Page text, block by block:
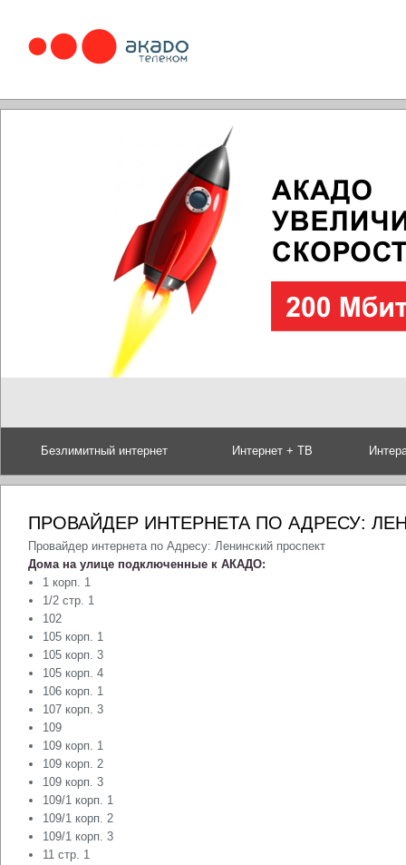
Безлимитный интернет Интернет + ТВ
ПРОВАЙДЕР ИНТЕРНЕТА ПО АДРЕСУ:
Провайдер интернета по Адресу: Ленинский проспект
Дома на улице подключенные к АКАДО:
1 корп. 1
1/2 стр. 1
102
105 корп. 1
105 корп. 3
105 корп. 4
106 корп. 1
107 корп. 3
109
109 корп. 1
109 корп. 2
109 корп. 3
109/1 корп. 1
109/1 корп. 2
109/1 корп. 3
11 стр. 1